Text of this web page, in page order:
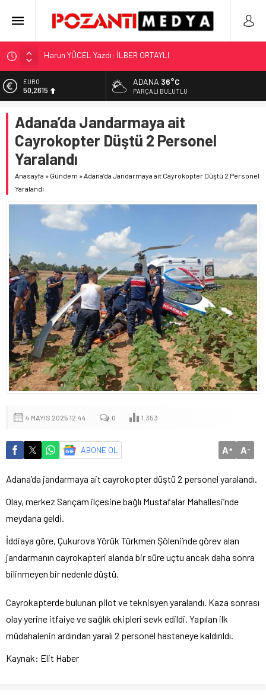
“KILAVUZ HATİCE’NİN MEZARI NEREDE?!!!”
Adana’nın Gizli Cenneti Pozantı Akçatekir Yaylası
Yılmaz Soğutma’dan Buzdolabı Uyarısı
Ajans
Harun YÜCEL Yazdı: İLBER ORTAYLI
ALTIN
5.910,66
11.456,34
DOLAR
42,6961
50,2615
ADANA 36°C
PARÇALI BULUTLU
Adana’da Jandarmaya ait
Cayrokopter Düştü 2 Personel
Yaralandı
Anasayfa » Gündem »Adana’da Jandarmaya ait Cayrokopter Düştü 2 Personel
Yaralandı
4 MAYIS 2025 12:44 0 1.353
ABONE OL A+ A-
Adana’da jandarmaya ait cayrokopter düştü 2 personel yaralandı.
Olay, merkez Sarıçam ilçesine bağlı Mustafalar Mahallesi’nde
meydana geldi.
İddiaya göre, Çukurova Yörük Türkmen Şöleni’nde görev alan
jandarmanın cayrokapteri alanda bir süre uçtu ancak daha sonra
bilinmeyen bir nedenle düştü.
Cayrokapterde bulunan pilot ve teknisyen yaralandı. Kaza sonrası
olay yerine itfaiye ve sağlık ekipleri sevk edildi. Yapılan ilk
müdahalenin ardından yaralı 2 personel hastaneye kaldırıldı.
Kaynak: Elit Haber